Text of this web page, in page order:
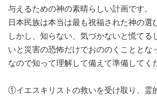
与えるための神の素晴らしい計画です。
日本民族は本当は最も祝福された神の選
しかし、知らない、気づかないと慌てる
いと災害の恐怖だけでおののくこととな
なので知って理解して備えて準備してく
①イエスキリストの救いを受け取り、霊